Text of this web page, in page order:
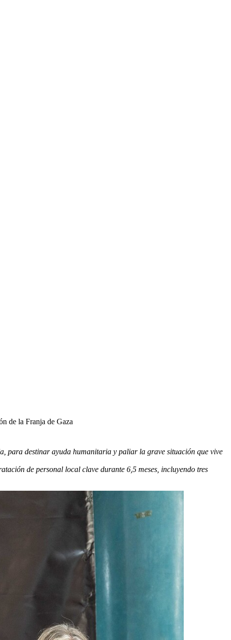
de la Franja de Gaza
para destinar ayuda humanitaria y paliar la grave situación que vive
de personal local clave durante 6,5 meses, incluyendo tres